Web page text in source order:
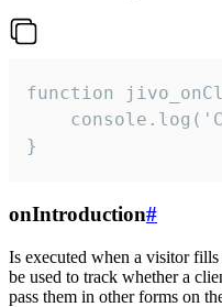
function
}
onIntroduction#
Is executed when a visitor
be used to track whether a
pass them in other forms on